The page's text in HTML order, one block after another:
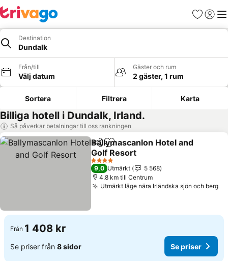
Favoriter
Logga
Destination
Dundalk
Från/till
Välj datum
Gäster och rum
2 gäster, 1 rum
Sortera Filtrera Karta
Billiga hotell i Dundalk, Irland.
Så påverkar betalningar till oss rankningen
Dela Lägg till i Mina Favoriter
Ballymascanlon Hotel and
Golf Resort
Se priser
4 Stjärnor
9,0 Utmärkt
5 568
4.8 km till Centrum
Utmärkt läge nära Irländska sjön och berg
Från 1 408 kr
Se priser från 8 sidor Se priser